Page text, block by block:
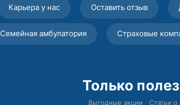
Карьера у нас Оставить отзыв
Семейная амбулатория Страховые
Только
Выгодные акции Статьи о